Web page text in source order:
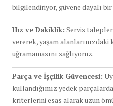
bilgilendiriyor, güvene dayalı
Hız ve Dakiklik: Servis
vererek, yaşam
uğramamasını sağlıyoruz.
Parça ve İşçilik Güvencesi:
kullandığımız yedek
kriterlerini esas alarak uzun